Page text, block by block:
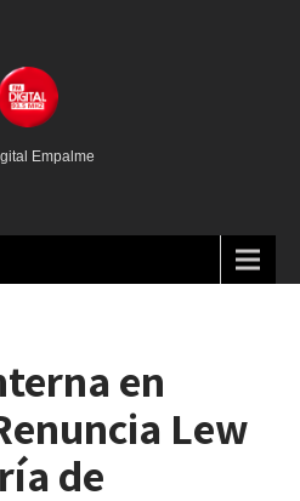
Empalme
en
Lew
de